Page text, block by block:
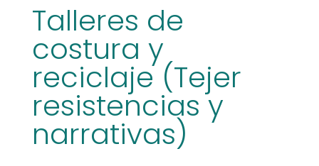
Talleres de
costura y
reciclaje (Tejer
resistencias y
narrativas)